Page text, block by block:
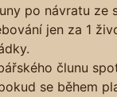
po návratu ze
jen za 1
člunu
se během